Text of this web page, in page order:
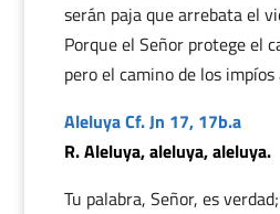
serán paja que arrebata el
Porque el Señor protege el
pero el camino de los impíos
Aleluya Cf. Jn 17, 17b.a
R. Aleluya, aleluya, aleluya.
Tu palabra, Señor, es verdad;